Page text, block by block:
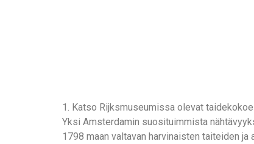
1. Katso Rijksmuseumissa olevat
Yksi Amsterdamin suosituimmista
1798 maan valtavan harvinaisten taiteiden